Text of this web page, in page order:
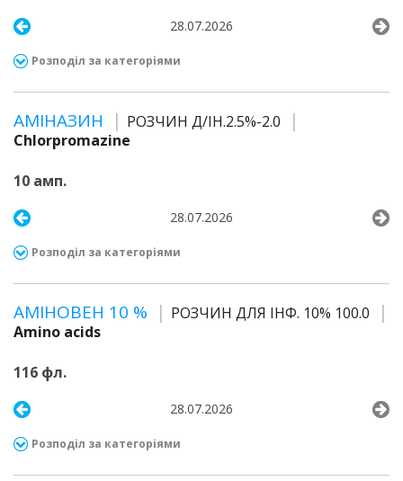
28.07.2026
Розподіл за категоріями
АМІНАЗИН
РОЗЧИН Д/ІН.2.5%-2.0
Chlorpromazine
10 амп.
28.07.2026
Розподіл за категоріями
АМІНОВЕН 10 %
РОЗЧИН ДЛЯ ІНФ. 10% 100.0
Amino acids
116 фл.
28.07.2026
Розподіл за категоріями